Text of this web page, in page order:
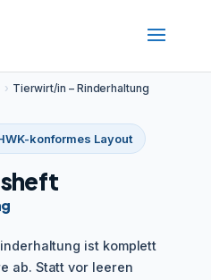
› Tierwirt/in – Rinderhaltung
konformes Layout
ist komplett
ab. Statt vor leeren